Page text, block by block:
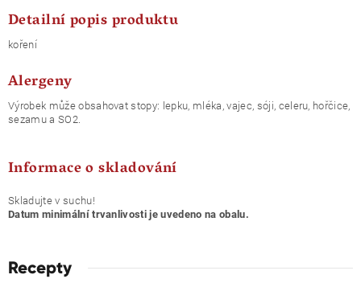
Detailní popis produktu
koření
Alergeny
Výrobek může obsahovat stopy: lepku, mléka, vajec, sóji, celeru, hořčice,
sezamu a SO2.
Informace o skladování
Skladujte v suchu!
Datum minimální trvanlivosti je uvedeno na obalu.
Recepty